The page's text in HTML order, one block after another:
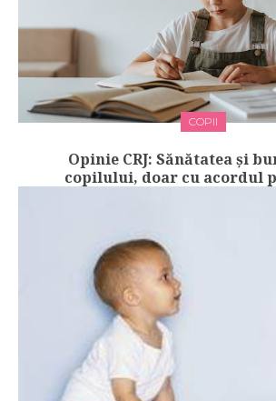
COPII
Opinie CRJ: Sănătatea și
copilului, doar cu acordul